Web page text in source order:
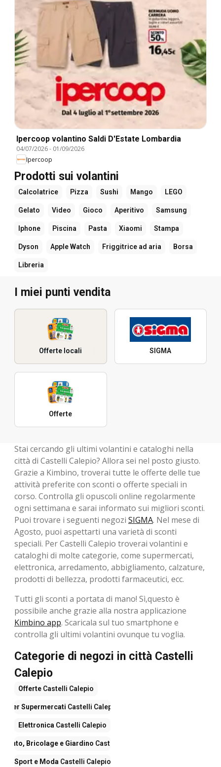
Ipercoop volantino Saldi D'Estate Lombardia
04/07/2026- 01/09/2026
Ipercoop
Prodotti sui volantini
Calcolatrice Pizza Sushi Mango LEGO
Gelato Video Gioco Aperitivo Samsung
Iphone Piscina Pasta Xiaomi Stampa
Dyson Apple Watch Friggitrice ad aria Borsa
Libreria
I miei punti vendita
Offerte locali SIGMA
Offerte
Stai cercando gli ultimi volantini e cataloghi nella
città di Castelli Calepio? Allora sei nel posto giusto.
Grazie a Kimbino, troverai tutte le offerte delle tue
attività preferite con sconti o offerte speciali in
corso. Controlla gli opuscoli online regolarmente
ogni settimana e sarai informato sui migliori sconti.
Puoi trovare i seguenti negozi SIGMA. Nel mese di
Agosto, ​​puoi aspettarti una varietà di sconti
speciali. Per Castelli Calepio troverai volantini e
cataloghi di molte categorie, come supermercati,
elettronica, arredamento, abbigliamento, calzature,
prodotti di bellezza, prodotti farmaceutici, ecc.
Tutti gli sconti a portata di mano! Sì,questo è
possibile anche grazie alla nostra applicazione
Kimbino app. Scaricala sul tuo smartphone e
controlla gli ultimi volantini ovunque tu voglia.
Categorie di negozi in città Castelli
Calepio
Offerte Castelli Calepio
Iper Supermercati Castelli Calepio
Elettronica Castelli Calepio
Bricolage e Giardino Castelli Calepio
Sport e Moda Castelli Calepio